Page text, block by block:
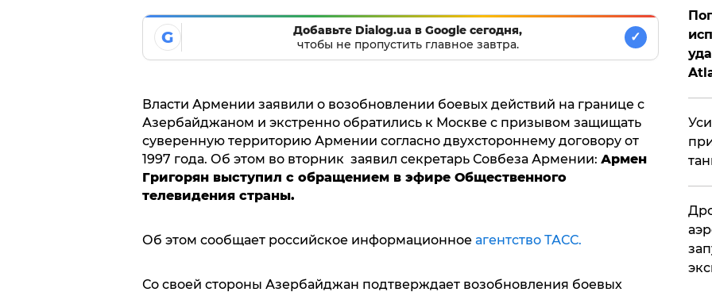
G
Добавьте Dialog.ua в Google сегодня,
чтобы не пропустить главное завтра.
✓
Власти Армении заявили о возобновлении боевых действий на границе с
Азербайджаном и экстренно обратились к Москве с призывом защищать
суверенную территорию Армении согласно двухстороннему договору от
1997 года. Об этом во вторник заявил секретарь Совбеза Армении: Армен
Григорян выступил с обращением в эфире Общественного
телевидения страны.
Об этом сообщает российское информационное агентство ТАСС.
Со своей стороны Азербайджан подтверждает возобновления боевых